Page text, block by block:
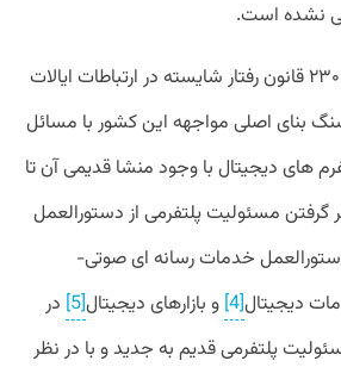
نشده است.
استناد پرشمار به بخش ۲۳۰ قانون رفتار شایسته در ارتباطات ایالات
بنای اصلی مواجهه این کشور با مسائل
های دیجیتال با وجود منشا قدیمی آن تا
گرفتن مسئولیت پلتفرمی از دستورالعمل
خدمات رسانه ای صوتی-
دیجیتال[4] و بازارهای دیجیتال[5]
در
مسئولیت پلتفرمی قدیم به جدید و با در نظر